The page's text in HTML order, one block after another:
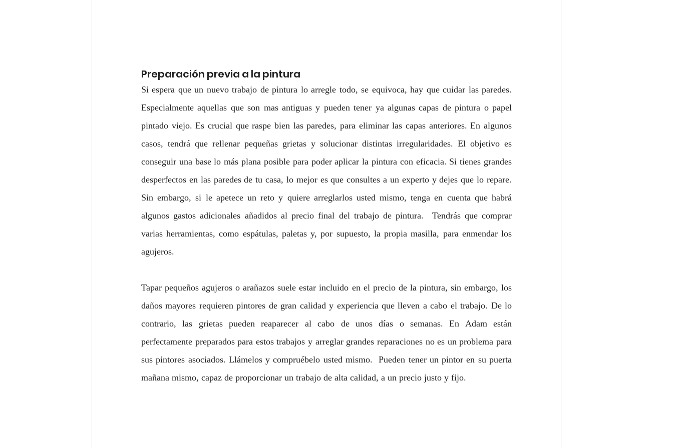
Preparación previa a la pintura
Si espera que un nuevo trabajo de pintura lo arregle todo, se equivoca, hay que cuidar las paredes.
Especialmente aquellas que son mas antiguas y pueden tener ya algunas capas de pintura o papel
pintado viejo. Es crucial que raspe bien las paredes, para eliminar las capas anteriores. En algunos
casos, tendrá que rellenar pequeñas grietas y solucionar distintas irregularidades. El objetivo es
conseguir una base lo más plana posible para poder aplicar la pintura con eficacia. Si tienes grandes
desperfectos en las paredes de tu casa, lo mejor es que consultes a un experto y dejes que lo repare.
Sin embargo, si le apetece un reto y quiere arreglarlos usted mismo, tenga en cuenta que habrá
algunos gastos adicionales añadidos al precio final del trabajo de pintura.  Tendrás que comprar
varias herramientas, como espátulas, paletas y, por supuesto, la propia masilla, para enmendar los
agujeros.
Tapar pequeños agujeros o arañazos suele estar incluido en el precio de la pintura, sin embargo, los
daños mayores requieren pintores de gran calidad y experiencia que lleven a cabo el trabajo. De lo
contrario, las grietas pueden reaparecer al cabo de unos días o semanas. En Adam están
perfectamente preparados para estos trabajos y arreglar grandes reparaciones no es un problema para
sus pintores asociados. Llámelos y compruébelo usted mismo.  Pueden tener un pintor en su puerta
mañana mismo, capaz de proporcionar un trabajo de alta calidad, a un precio justo y fijo.